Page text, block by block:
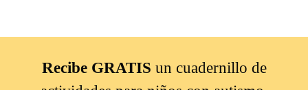
Recibe GRATIS un cuadernillo de